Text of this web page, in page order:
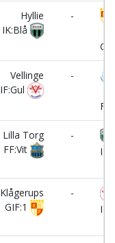
Hyllie
IK:Blå
-
Vellinge
IF:Gul
-
Lilla Torg
FF:Vit
-
Klågerups
GIF:1
-